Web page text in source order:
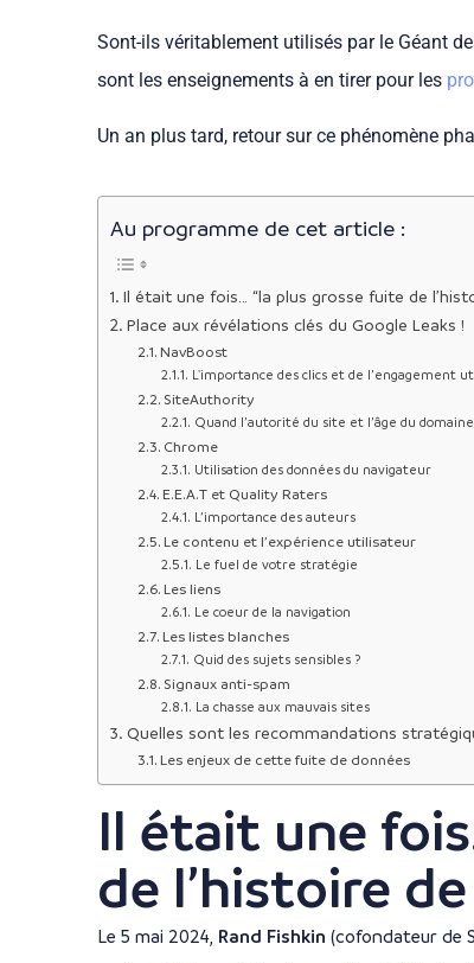
Sont-ils véritablement utilisés par le Géant
sont les enseignements à en tirer pour les
Un an plus tard, retour sur ce phénomène
Au programme de cet article :
Il était une fois… “la plus grosse fuite de
Place aux révélations clés du Google Leaks !
NavBoost
L'importance des clics et de l’engagement
SiteAuthority
Quand l’autorité du site et l’âge du
Chrome
Utilisation des données du navigateur
E.E.A.T et Quality Raters
L’importance des auteurs
Le contenu et l’expérience utilisateur
Le fuel de votre stratégie
Les liens
Le coeur de la navigation
Les listes blanches
Quid des sujets sensibles ?
Signaux anti-spam
La chasse aux mauvais sites
Quelles sont les recommandations
Les enjeux de cette fuite de données
Il était une
de l’histoire
Le 5 mai 2024, Rand Fishkin (cofondateur de